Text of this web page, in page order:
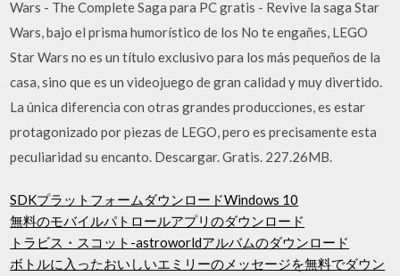
Wars - The Complete Saga para PC gratis - Revive la saga Star
Wars, bajo el prisma humorístico de los No te engañes, LEGO
Star Wars no es un título exclusivo para los más pequeños de la
casa, sino que es un videojuego de gran calidad y muy divertido.
La única diferencia con otras grandes producciones, es estar
protagonizado por piezas de LEGO, pero es precisamente esta
peculiaridad su encanto. Descargar. Gratis. 227.26MB.
SDKプラットフォームダウンロードWindows 10
無料のモバイルパトロールアプリのダウンロード
トラビス・スコット-astroworldアルバムのダウンロード
ボトルに入ったおいしいエミリーのメッセージを無料でダウン